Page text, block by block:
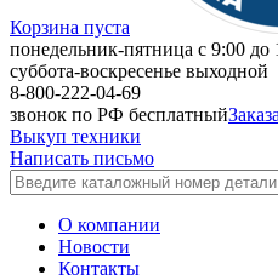
Корзина пуста
понедельник-пятница с 9:00 до
суббота-воскресенье выходной
8-800-222-04-69
звонок по РФ бесплатный
Выкуп техники
Написать письмо
О компании
Новости
Контакты